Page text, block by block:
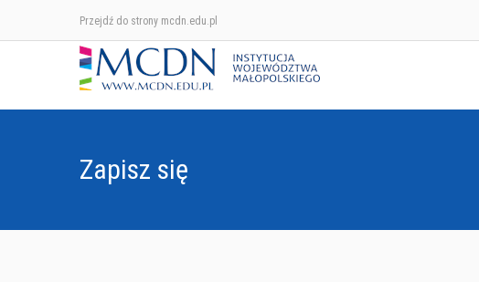
Przejdź do strony mcdn.edu.pl
Zapisz się